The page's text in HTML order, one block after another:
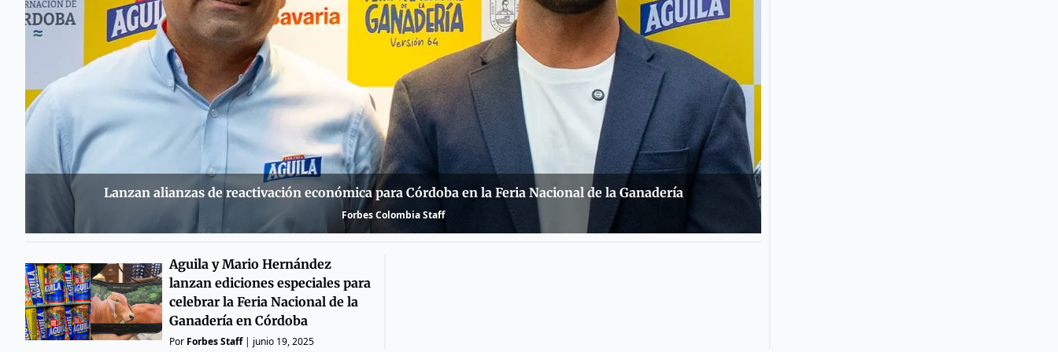
Lanzan alianzas de reactivación económica para Córdoba en la Feria Nacional de la Ganadería
Forbes Colombia Staff
Aguila y Mario Hernández
lanzan ediciones especiales para
celebrar la Feria Nacional de la
Ganadería en Córdoba
Por Forbes Staff| junio 19, 2025